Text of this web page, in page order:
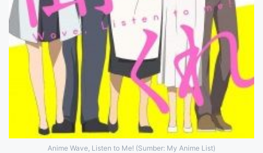
Anime Wave, Listen to Me! (Sumber: My Anime List)